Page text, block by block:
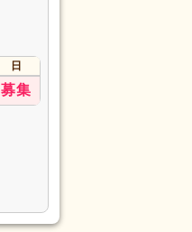
日
募集